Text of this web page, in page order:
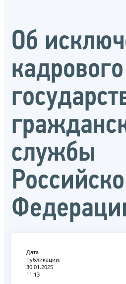
Об
службы
Дата
публикации:
30.01.2025
11:13